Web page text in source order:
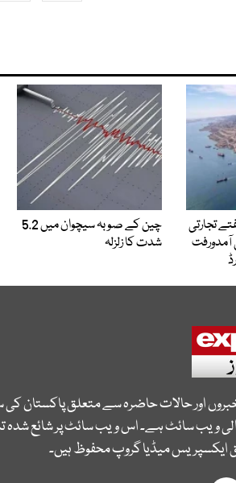
تجارتی
آمدورفت
چین کے صوبہ سیچوان میں 5.2
شدت کا زلزلہ
اور حالات حاضرہ سے متعلق پاکستان
ویب سائٹ ہے۔ اس ویب سائٹ پر شائع شدہ
میڈیا گروپ محفوظ ہیں۔